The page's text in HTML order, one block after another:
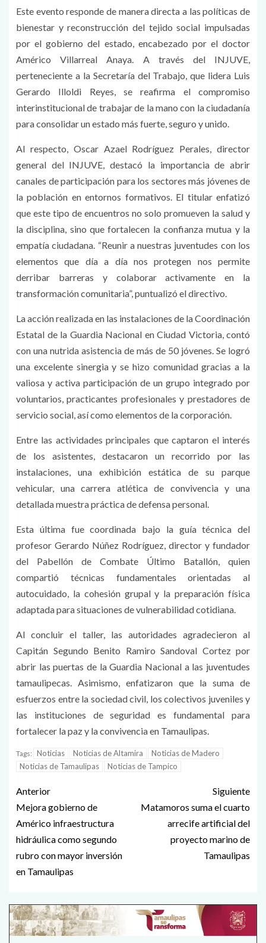
Este evento responde de manera directa a las políticas de
bienestar y reconstrucción del tejido social impulsadas
por el gobierno del estado, encabezado por el doctor
Américo Villarreal Anaya. A través del INJUVE,
perteneciente a la Secretaría del Trabajo, que lidera Luis
Gerardo Illoldi Reyes, se reafirma el compromiso
interinstitucional de trabajar de la mano con la ciudadanía
para consolidar un estado más fuerte, seguro y unido.
Al respecto, Oscar Azael Rodríguez Perales, director
general del INJUVE, destacó la importancia de abrir
canales de participación para los sectores más jóvenes de
la población en entornos formativos. El titular enfatizó
que este tipo de encuentros no solo promueven la salud y
la disciplina, sino que fortalecen la confianza mutua y la
empatía ciudadana. “Reunir a nuestras juventudes con los
elementos que día a día nos protegen nos permite
derribar barreras y colaborar activamente en la
transformación comunitaria”, puntualizó el directivo.
La acción realizada en las instalaciones de la Coordinación
Estatal de la Guardia Nacional en Ciudad Victoria, contó
con una nutrida asistencia de más de 50 jóvenes. Se logró
una excelente sinergia y se hizo comunidad gracias a la
valiosa y activa participación de un grupo integrado por
voluntarios, practicantes profesionales y prestadores de
servicio social, así como elementos de la corporación.
Entre las actividades principales que captaron el interés
de los asistentes, destacaron un recorrido por las
instalaciones, una exhibición estática de su parque
vehicular, una carrera atlética de convivencia y una
detallada muestra práctica de defensa personal.
Esta última fue coordinada bajo la guía técnica del
profesor Gerardo Núñez Rodríguez, director y fundador
del Pabellón de Combate Último Batallón, quien
compartió técnicas fundamentales orientadas al
autocuidado, la cohesión grupal y la preparación física
adaptada para situaciones de vulnerabilidad cotidiana.
Al concluir el taller, las autoridades agradecieron al
Capitán Segundo Benito Ramiro Sandoval Cortez por
abrir las puertas de la Guardia Nacional a las juventudes
tamaulipecas. Asimismo, enfatizaron que la suma de
esfuerzos entre la sociedad civil, los colectivos juveniles y
las instituciones de seguridad es fundamental para
fortalecer la paz y la convivencia en Tamaulipas.
Tags: Noticias Noticias de Altamira
Noticias de Madero
Noticias de Tamaulipas
Noticias de Tampico
Anterior
Mejora gobierno de
Américo infraestructura
hidráulica como segundo
rubro con mayor inversión
en Tamaulipas
Siguiente
Matamoros suma el cuarto
arrecife artificial del
proyecto marino de
Tamaulipas